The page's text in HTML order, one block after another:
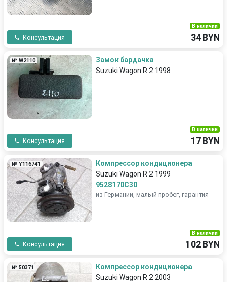
Консультация
В наличии
34 BYN
№ W2110
Замок бардачка
Suzuki Wagon R 2 1998
Консультация
В наличии
17 BYN
№ Y116741
Компрессор кондиционера
Suzuki Wagon R 2 1999
9528170C30
из Германии, малый пробег, гарантия
Консультация
В наличии
102 BYN
№ 50371
Компрессор кондиционера
Suzuki Wagon R 2 2003